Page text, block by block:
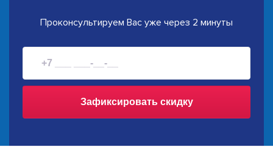
Проконсультируем Вас уже через 2 минуты
Зафиксировать скидку